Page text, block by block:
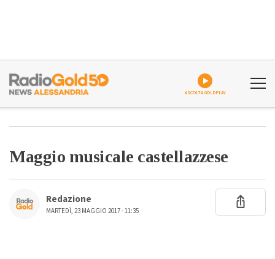
ASCOLTA GOLDPLAY
Maggio musicale castellazzese
Redazione
MARTEDÌ, 23 MAGGIO 2017 - 11:35